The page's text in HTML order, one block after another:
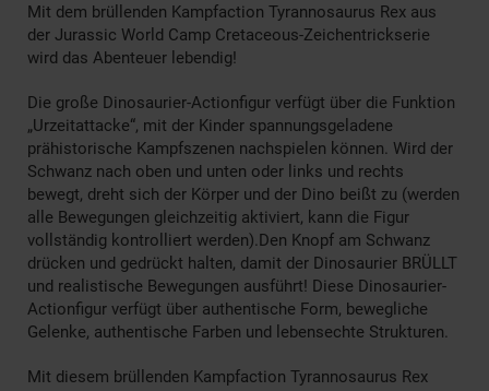
Mit dem brüllenden Kampfaction Tyrannosaurus Rex aus
der Jurassic World Camp Cretaceous-Zeichentrickserie
wird das Abenteuer lebendig!
Die große Dinosaurier-Actionfigur verfügt über die Funktion
„Urzeitattacke“, mit der Kinder spannungsgeladene
prähistorische Kampfszenen nachspielen können. Wird der
Schwanz nach oben und unten oder links und rechts
bewegt, dreht sich der Körper und der Dino beißt zu (werden
alle Bewegungen gleichzeitig aktiviert, kann die Figur
vollständig kontrolliert werden).Den Knopf am Schwanz
drücken und gedrückt halten, damit der Dinosaurier BRÜLLT
und realistische Bewegungen ausführt! Diese Dinosaurier-
Actionfigur verfügt über authentische Form, bewegliche
Gelenke, authentische Farben und lebensechte Strukturen.
Mit diesem brüllenden Kampfaction Tyrannosaurus Rex